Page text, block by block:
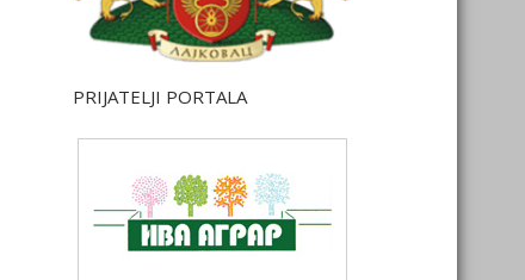
PRIJATELJI PORTALA